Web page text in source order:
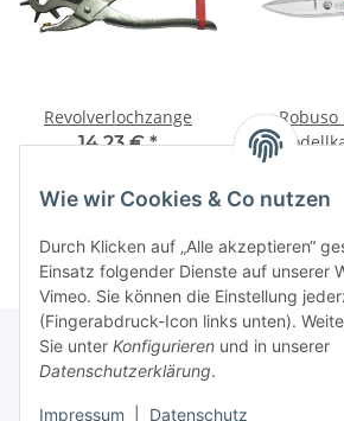
Wie wir Cookies & Co nutzen
Durch Klicken auf „Alle akzeptieren“
Einsatz folgender Dienste auf unserer
Vimeo. Sie können die Einstellung
(Fingerabdruck-Icon links unten).
Sie unter Konfigurieren und in unserer
Datenschutzerklärung.
Impressum Datenschutz
Revolverlochzange
14,23 €*
7,75"